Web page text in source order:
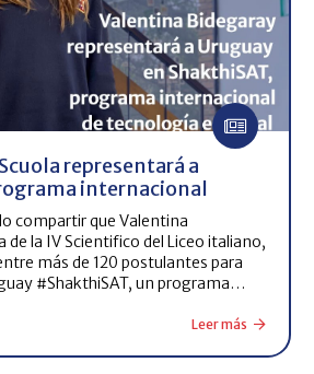
representará a
internacional
compartir que Valentina
de la IV Scientifico del Liceo italiano,
más de 120 postulantes para
#ShakthiSAT, un programa…
Leer más